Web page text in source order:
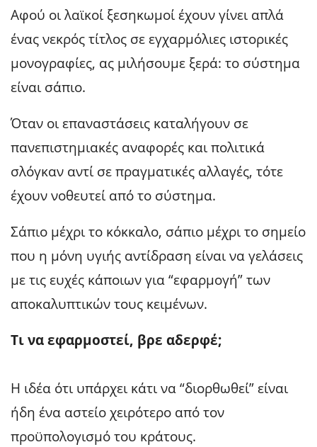
Αφού οι λαϊκοί ξεσηκωμοί έχουν γίνει απλά
ένας νεκρός τίτλος σε εγχαρμόλιες ιστορικές
μονογραφίες, ας μιλήσουμε ξερά: το σύστημα
είναι σάπιο.
Όταν οι επαναστάσεις καταλήγουν σε
πανεπιστημιακές αναφορές και πολιτικά
σλόγκαν αντί σε πραγματικές αλλαγές, τότε
έχουν νοθευτεί από το σύστημα.
Σάπιο μέχρι το κόκκαλο, σάπιο μέχρι το σημείο
που η μόνη υγιής αντίδραση είναι να γελάσεις
με τις ευχές κάποιων για “εφαρμογή” των
αποκαλυπτικών τους κειμένων.
Τι να εφαρμοστεί, βρε αδερφέ;
Η ιδέα ότι υπάρχει κάτι να “διορθωθεί” είναι
ήδη ένα αστείο χειρότερο από τον
προϋπολογισμό του κράτους.